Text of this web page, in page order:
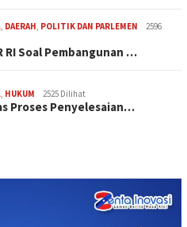
, DAERAH, POLITIK DAN PARLEMEN
2596
RI Soal Pembangunan …
, HUKUM 2525 Dilihat
Proses Penyelesaian…